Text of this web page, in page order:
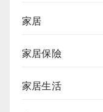
家居
家居保險
家居生活